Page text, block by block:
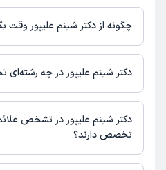
چگونه از دکتر شبنم علیپور وقت
در صورتی کهدکتر شبنم علیپوردارای
دکترتو باشند، می‌توانید از طریق این
صورت فعال بودن پروفایل پزشک در
مطب، شماره تماس، برنامه حضور در
اطلاعات مرتبط با خدمات پزشکی و
دکترتو در دسترس باشد
دکتر شبنم علیپور در چه
دکتر شبنم علیپور در رشته‌های زیر
داروسازی
دکتر شبنم علیپور در تشخص
تخصص دارند؟
دکتر شبنم علیپور در تشخیص علائم و